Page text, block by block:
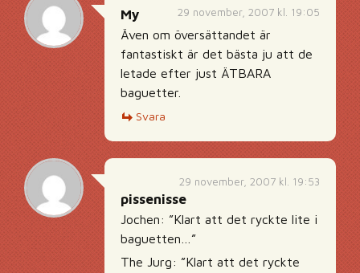
29 november, 2007 kl. 19:05
My
Även om översättandet är
fantastiskt är det bästa ju att de
letade efter just ÄTBARA
baguetter.
Svara
29 november, 2007 kl. 19:53
pissenisse
Jochen: ”Klart att det ryckte lite i
baguetten…”
The Jurg: ”Klart att det ryckte